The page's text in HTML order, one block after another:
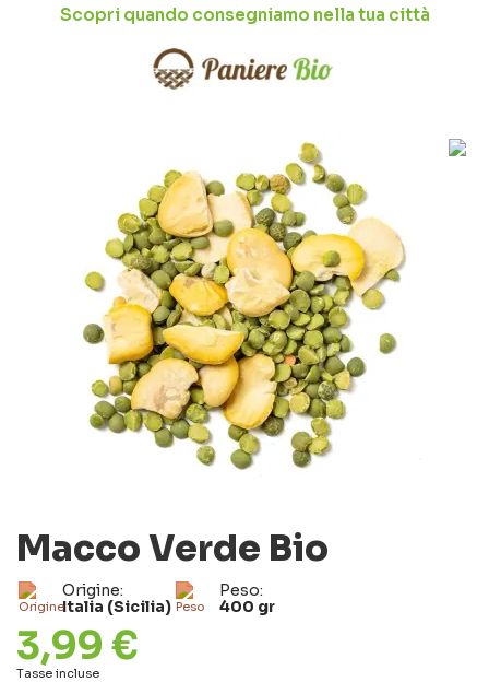
Scopri quando consegniamo nella tua città
Macco Verde Bio
Origine:
Italia (Sicilia)
Peso:
400 gr
3,99 €
Tasse incluse